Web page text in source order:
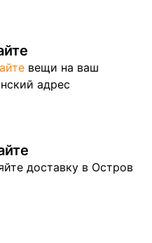
вещи на ваш
адрес
доставку в Остров